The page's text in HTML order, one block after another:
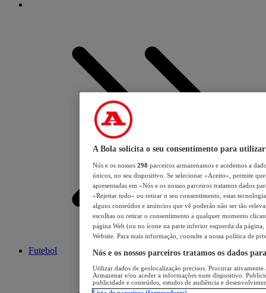
Futebol
A Bola solicita o seu consentimento para utilizar
Nós e os nossos 298 parceiros armazenamos e acedemos a
únicos, no seu dispositivo. Se selecionar «Aceito», permite
apresentadas em «Nós e os nossos parceiros tratamos dados
«Rejeitar tudo» ou retirar o seu consentimento, estas
alguns conteúdos e anúncios que vê poderão não ser tão
escolhas ou retirar o consentimento a qualquer momento
página Web (ou no ícone na parte inferior esquerda da página,
Website. Para mais informação, consulte a nossa política de
Nós e os nossos parceiros tratamos os dados
Utilizar dados de geolocalização precisos. Procurar
Armazenar e/ou aceder a informações num dispositivo.
publicidade e conteúdos, estudos de audiência e